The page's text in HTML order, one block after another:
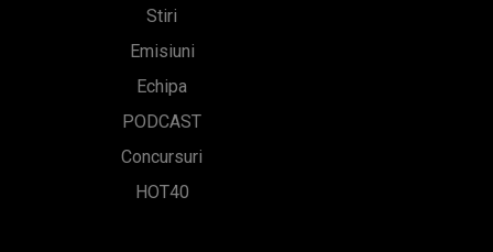
Stiri
Emisiuni
Echipa
PODCAST
Concursuri
HOT40